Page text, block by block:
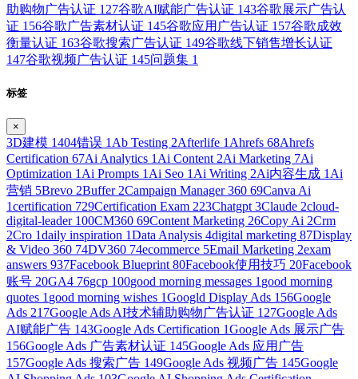
助购物广告认证 127谷歌AI赋能广告认证 143谷歌展示广告认
证 156谷歌广告素材认证 145谷歌应用广告认证 157谷歌成效
衡量认证 163谷歌搜索广告认证 149谷歌线下销售增长认证
147谷歌视频广告认证 145问题集 1
标签
×
3D建模 1404错误 1 Ab Testing 2Afterlife 1 Ahrefs 68Ahrefs
Certification 67Ai Analytics 1 Ai Content 2Ai Marketing 7Ai
Optimization 1 Ai Prompts 1 Ai Seo 1 Ai Writing 2Ai内容生成 1 Ai
营销 5Brevo 2Buffer 2Campaign Manager 360 69Canva Ai
1certification 729Certification Exam 223Chatgpt 3Claude 2cloud-
digital-leader 100CM360 69Content Marketing 26Copy Ai 2Crm
2Cro 1daily inspiration 1Data Analysis 4digital marketing 87Display
& Video 360 74DV360 74ecommerce 5Email Marketing 2exam
answers 937Facebook Blueprint 80Facebook使用技巧 20Facebook
账号 20GA4 76gcp 100good morning messages 1 good morning
quotes 1 good morning wishes 1Googld Display Ads 156Google
Ads 217Google Ads AI技术辅助购物广告认证 127Google Ads
AI赋能广告 143Google Ads Certification 1Google Ads 展示广告
156Google Ads 广告素材认证 145Google Ads 应用广告
157Google Ads 搜索广告 149Google Ads 视频广告 145Google